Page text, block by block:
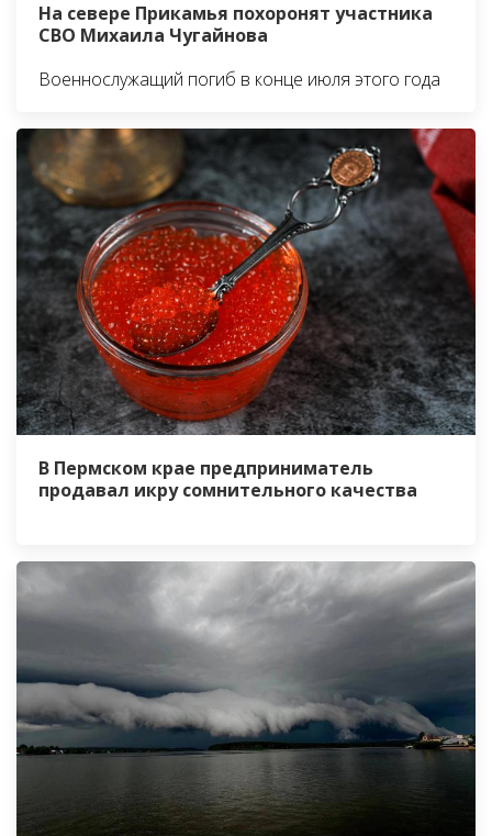
На севере Прикамья похоронят участника
СВО Михаила Чугайнова
Военнослужащий погиб в конце июля этого года
В Пермском крае предприниматель
продавал икру сомнительного качества